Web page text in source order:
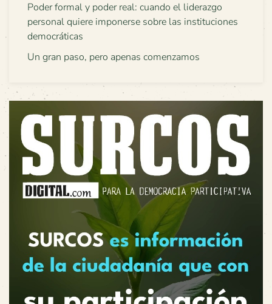
Poder formal y poder real: cuando el liderazgo
personal quiere imponerse sobre las instituciones
democráticas
Un gran paso, pero apenas comenzamos